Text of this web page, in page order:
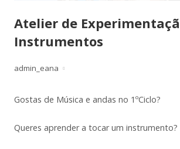
Atelier de
Instrumentos
Autor
admin_eana
Gostas de Música e andas no 1ºCiclo?
Queres aprender a tocar um instrumento?